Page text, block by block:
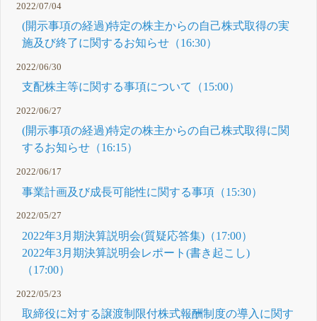
2022/07/04
(開示事項の経過)特定の株主からの自己株式取得の実
施及び終了に関するお知らせ（16:30）
2022/06/30
支配株主等に関する事項について（15:00）
2022/06/27
(開示事項の経過)特定の株主からの自己株式取得に関
するお知らせ（16:15）
2022/06/17
事業計画及び成長可能性に関する事項（15:30）
2022/05/27
2022年3月期決算説明会(質疑応答集)（17:00）
2022年3月期決算説明会レポート(書き起こし)
（17:00）
2022/05/23
取締役に対する譲渡制限付株式報酬制度の導入に関す